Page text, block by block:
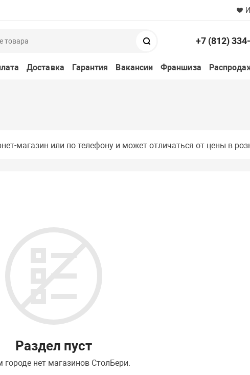
+7 (812)
Доставка Гарантия Вакансии Франшиза
магазин или по телефону и может отличаться от цены в
Раздел пуст
городе нет магазинов СтолБери.